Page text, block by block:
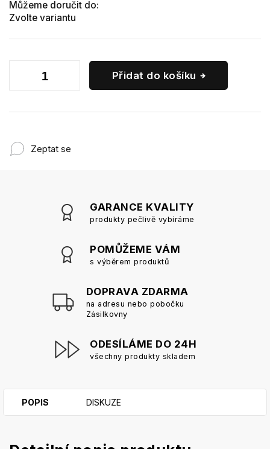
Můžeme doručit do:
Zvolte variantu
Přidat do košíku
Zeptat se
GARANCE KVALITY
produkty pečlivě vybíráme
POMŮŽEME VÁM
s výběrem produktů
DOPRAVA ZDARMA
na adresu nebo pobočku
Zásilkovny
ODESÍLÁME DO 24H
všechny produkty skladem
POPIS DISKUZE